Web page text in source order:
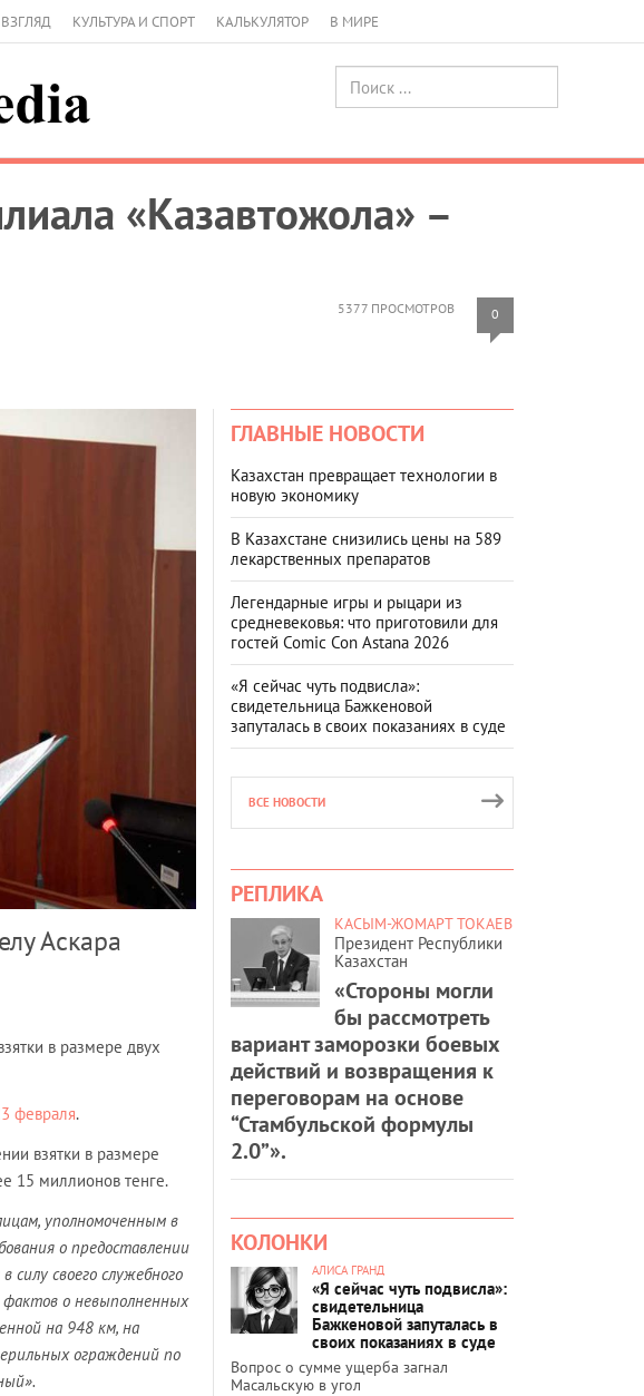
ВЗГЛЯД КУЛЬТУРА И СПОРТ КАЛЬКУЛЯТОР В МИРЕ
«Казавтожола» –
5377 ПРОСМОТРОВ 0
Аскара
в размере двух
февраля.
взятки в размере
15 миллионов тенге.
уполномоченным в
о предоставлении
силу своего служебного
о невыполненных
на 948 км, на
ограждений по
ГЛАВНЫЕ НОВОСТИ
Казахстан превращает технологии в
новую экономику
В Казахстане снизились цены на 589
лекарственных препаратов
Легендарные игры и рыцари из
средневековья: что приготовили для
гостей Comic Con Astana 2026
«Я сейчас чуть подвисла»:
свидетельница Бажкеновой
запуталась в своих показаниях в суде
ВСЕ НОВОСТИ
РЕПЛИКА
КАСЫМ-ЖОМАРТ ТОКАЕВ
Президент Республики
Казахстан
«Стороны могли
бы рассмотреть
вариант заморозки боевых
действий и возвращения к
переговорам на основе
“Стамбульской формулы
2.0”».
КОЛОНКИ
АЛИСА ГРАНД
«Я сейчас чуть подвисла»:
свидетельница
Бажкеновой запуталась в
своих показаниях в суде
Вопрос о сумме ущерба загнал
Масальскую в угол